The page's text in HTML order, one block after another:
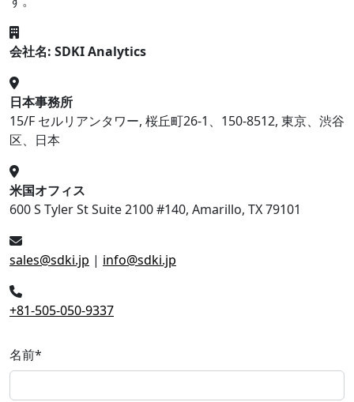
会社名: SDKI Analytics
日本事務所
15/F セルリアンタワー, 桜丘町26-1、150-8512, 東京、渋谷
区、日本
米国オフィス
600 S Tyler St Suite 2100 #140, Amarillo, TX 79101
sales@sdki.jp | info@sdki.jp
+81-505-050-9337
名前*